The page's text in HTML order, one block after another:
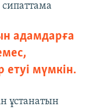
адамдарға
етуі мүмкін.
ұстанатын